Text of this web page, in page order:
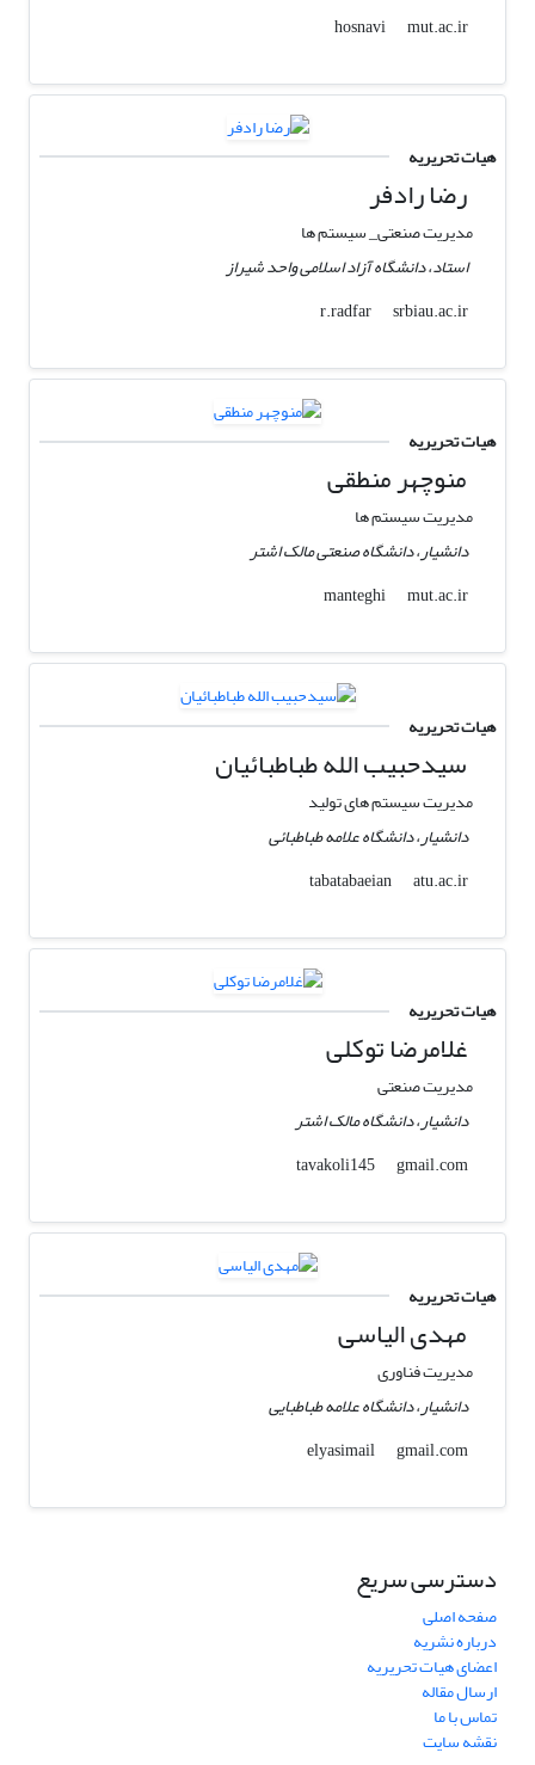
hosnavi
mut.ac.ir
هیات تحریریه
رضا رادفر
مدیریت صنعتی_ سیستم ها
استاد، دانشگاه آزاد اسلامی واحد شیراز
r.radfar
srbiau.ac.ir
هیات تحریریه
منوچهر منطقی
مدیریت سیستم ها
دانشیار، دانشگاه صنعتی مالک اشتر
manteghi
mut.ac.ir
هیات تحریریه
سیدحبیب الله طباطبائیان
مدیریت سیستم های تولید
دانشیار، دانشگاه علامه طباطبائی
tabatabaeian
atu.ac.ir
هیات تحریریه
غلامرضا توکلی
مدیریت صنعتی
دانشیار، دانشگاه مالک اشتر
tavakoli145
gmail.com
هیات تحریریه
مهدی الیاسی
مدیریت فناوری
دانشیار، دانشگاه علامه طباطبایی
elyasimail
gmail.com
دسترسی سریع
صفحه اصلی
درباره نشریه
اعضای هیات تحریریه
ارسال مقاله
تماس با ما
نقشه سایت